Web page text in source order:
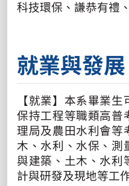
科技環保、謙恭有禮
就業與發展
【就業】本系畢業
保持工程等職類高普
理局及農田水利會等
木、水利、水保、測
與建築、土木、水利
計與研發及現地等工